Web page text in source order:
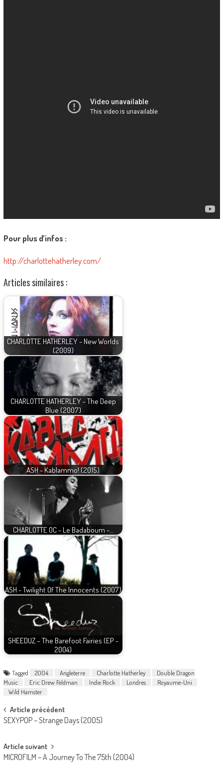
Pour plus d’infos :
http://charlottehatherley.com/
Articles similaires :
CHARLOTTE HATHERLEY - New Worlds
(2009)
CHARLOTTE HATHERLEY - The Deep
Blue (2007)
ASH - Kablammo! (2015)
CHARLOTTE OC - Le Badaboum -…
ASH - Twilight Of The Innocents (2007)
SHEEDUZ – The Barefoot Fairies (EP -
2004)
Tagged 2004 Angleterre Charlotte Hatherley
Double Dragon
Music
Eric Drew Feldman Indie Rock Londres
Royaume-Uni
Wild Hamster
Post
navigation
Article précédent
SEXYPOP – Strange Days (2005)
Article suivant
MICROFILM – A Journey To The 75th (2004)